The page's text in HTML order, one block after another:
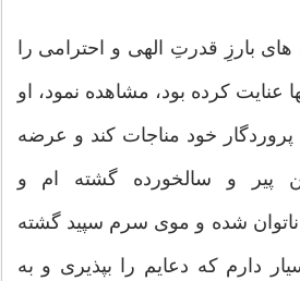
هاى بارزِ قدرتِ الهى و احترامى را
عنایت کرده بود، مشاهده نمود، او
پروردگار خود مناجات کند و عرضه
من پیر و سالخورده گشته ام و
ناتوان شده و موى سرم سپید گشته
دارم که دعایم را بپذیرى و به